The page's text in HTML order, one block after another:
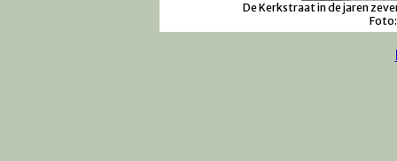
De Kerkstraat in de jaren